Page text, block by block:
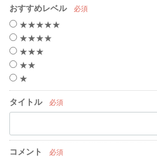
おすすめレベル 必須
★★★★★
★★★★
★★★
★★
★
タイトル 必須
コメント 必須